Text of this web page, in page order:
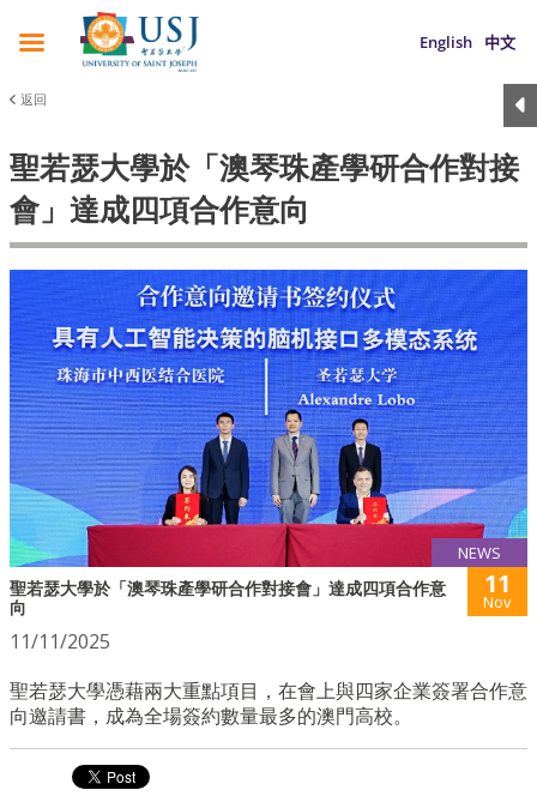
English 中文
返回
聖若瑟大學於「澳琴珠產學研合作對接
會」達成四項合作意向
NEWS
聖若瑟大學於「澳琴珠產學研合作對接會」達成四項合作意
向
11
Nov
11/11/2025
聖若瑟大學憑藉兩大重點項目，在會上與四家企業簽署合作意
向邀請書，成為全場簽約數量最多的澳門高校。